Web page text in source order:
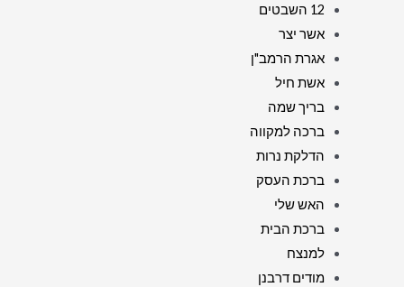
12 השבטים
אשר יצר
אגרת הרמב"ן
אשת חיל
בריך שמה
ברכה למקווה
הדלקת נרות
ברכת העסק
האש שלי
ברכת הבית
למנצח
מודים דרבנן